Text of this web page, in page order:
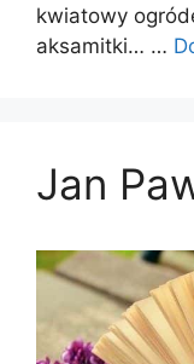
kwiatowy
aksamitki… …
Jan